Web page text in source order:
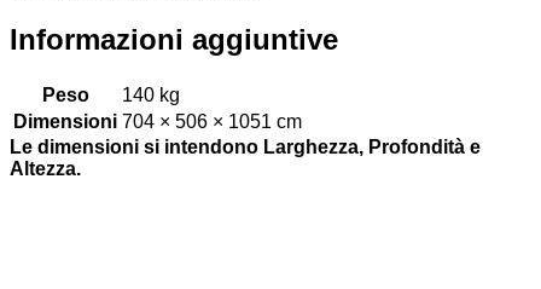
Informazioni aggiuntive
Peso
140 kg
Dimensioni 704 × 506 × 1051 cm
Le dimensioni si intendono Larghezza, Profondità e
Altezza.